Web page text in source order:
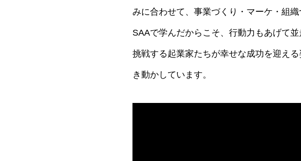
みに合わせて、事業づくり・マーケ・組
SAAで学んだからこそ、行動力もあげて
挑戦する起業家たちが幸せな成功を迎え
き動かしています。